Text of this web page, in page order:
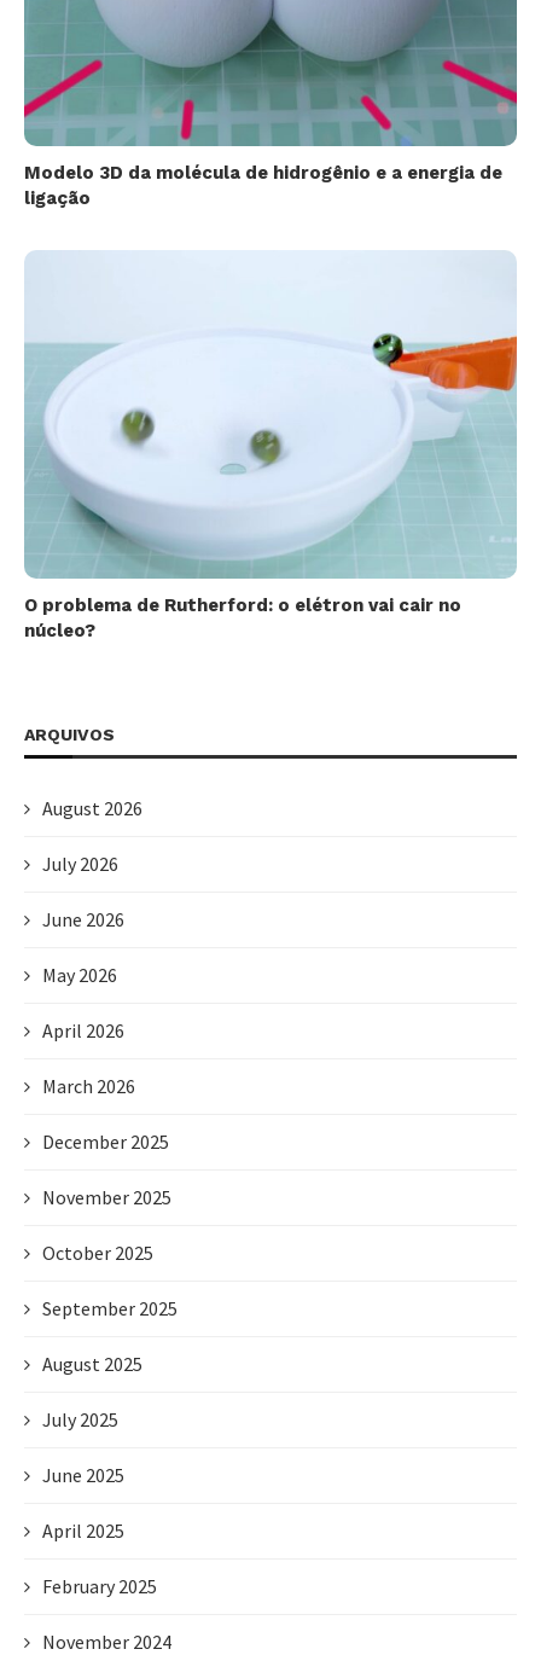
Modelo 3D da molécula de hidrogênio e a energia de
ligação
O problema de Rutherford: o elétron vai cair no
núcleo?
ARQUIVOS
August 2026
July 2026
June 2026
May 2026
April 2026
March 2026
December 2025
November 2025
October 2025
September 2025
August 2025
July 2025
June 2025
April 2025
February 2025
November 2024